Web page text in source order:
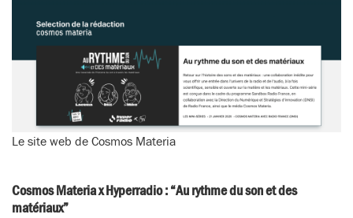
Le site web de Cosmos Materia
Cosmos Materia x Hyperradio : “Au rythme du son et des
matériaux”